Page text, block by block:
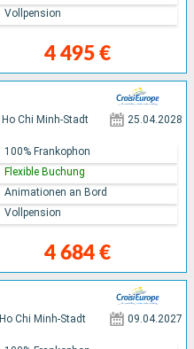
4 495 €
Vollpension
Ho Chi Minh-Stadt 25.04.2028
4 684 €
100% Frankophon
Flexible Buchung
Animationen an Bord
Vollpension
Ho Chi Minh-Stadt 09.04.2027